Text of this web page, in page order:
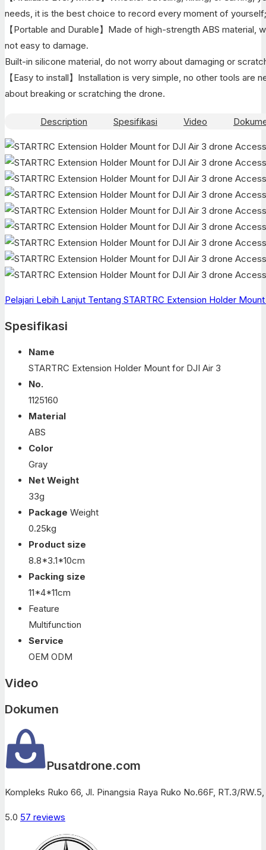
needs, it is the best choice to record every moment of yourself;
【Portable and Durable】Made of high-strength ABS material,
not easy to damage.
Built-in silicone material, do not worry about damaging or
【Easy to install】Installation is very simple, no other tools are
about breaking or scratching the drone.
Description Spesifikasi Video
Pelajari Lebih Lanjut Tentang STARTRC Extension Holder
Spesifikasi
Name
STARTRC Extension Holder Mount for DJI Air 3
No.
1125160
Material
ABS
Color
Gray
Net Weight
33g
Package Weight
0.25kg
Product size
8.8*3.1*10cm
Packing size
11*4*11cm
Feature
Multifunction
Service
OEM ODM
Video
Dokumen
Pusatdrone.com
Kompleks Ruko 66, Jl. Pinangsia Raya Ruko No.66F, RT.3/
5.0 57 reviews